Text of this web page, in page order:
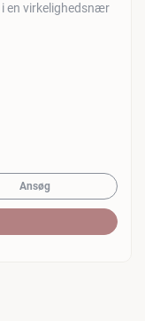
en virkelighedsnær
Ansøg